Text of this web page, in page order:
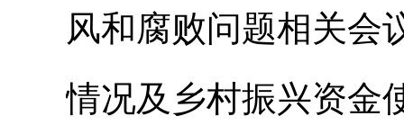
风和腐败问题相关会
情况及乡村振兴资金